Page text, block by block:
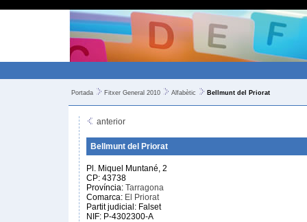
Portada Fitxer General 2010 Alfabètic Bellmunt del Priorat
anterior
Bellmunt del Priorat
Pl. Miquel Muntané, 2
CP: 43738
Província: Tarragona
Comarca: El Priorat
Partit judicial: Falset
NIF: P-4302300-A